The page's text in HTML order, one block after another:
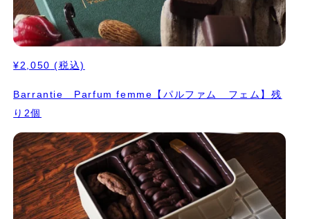
¥2,050 (税込)
Barrantie Parfum femme【パルファム フェム】残
り2個